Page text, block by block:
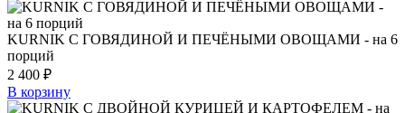
KURNIK С ГОВЯДИНОЙ И ПЕЧЁНЫМИ ОВОЩАМИ - на 6
порций
2 400 ₽
В корзину